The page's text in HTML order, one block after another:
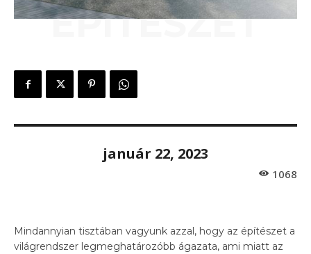
ÉPÍTÉSZET
január 22, 2023
1068
Mindannyian tisztában vagyunk azzal, hogy az építészet a
világrendszer legmeghatározóbb ágazata, ami miatt az